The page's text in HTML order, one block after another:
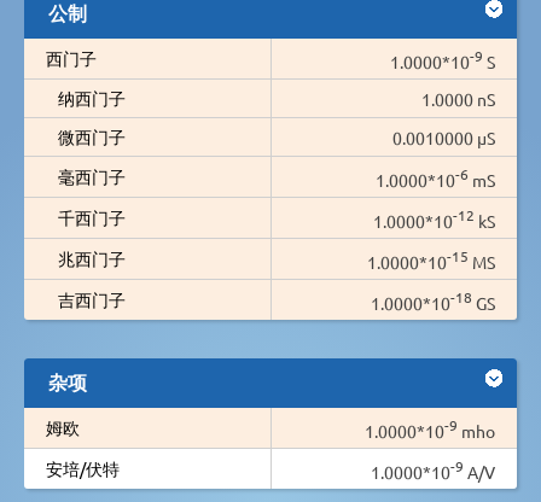
公制
西门子 1.0000*10-9 S
纳西门子
1.0000 nS
微西门子
0.0010000 µS
毫西门子
1.0000*10-6 mS
千西门子
1.0000*10-12 kS
兆西门子
1.0000*10-15 MS
吉西门子
1.0000*10-18 GS
杂项
姆欧 1.0000*10-9 mho
安培/伏特
1.0000*10-9 A/V